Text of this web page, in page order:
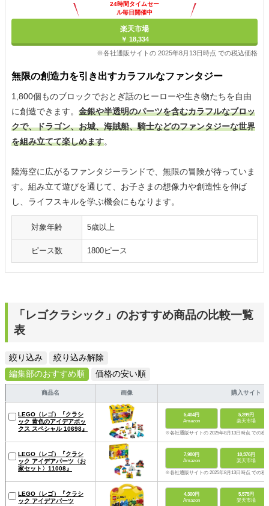
24時間タイムセー
ル毎日開催中
楽天市場
￥ 18,334
※各社通販サイトの 2025年8月13日時点 での税込価格
無限の創造力を引き出すカラフルなファンタジー
1,800個ものブロックでおとぎ話のヒーローや生き物たちを自由
に創造できます。 金銀や半透明のパーツを含むカラフルなブロッ
クで、ドラゴン、お城、海賊船、騎士などのファンタジーな世界
を組み立てて楽しめます。
陸海空に広がるファンタジーランドで、無限の冒険が待っていま
す。組み立て遊びを通じて、お子さまの想像力や創造性を伸ば
し、ライフスキルを学ぶ機会にもなります。
対象年齢 5歳以上
ピース数 1800ピース
「レゴクラシック」のおすすめ商品の比較一覧
表
絞り込み
絞り込み解除
編集部のおすすめ順
価格の安い順
商品名 画像 購入サイト
LEGO（レゴ）『クラシ
ック 黄色のアイデアボッ
クス スペシャル 10698』
5,404円
Amazon
5,399円
楽天市場
※各社通販サイトの 2025年8月13日時点 での税
LEGO（レゴ）『クラシ
ック アイデアパーツ〈お
家セット〉11008』
7,980円
Amazon
10,376円
楽天市場
※各社通販サイトの 2025年8月13日時点 での税
LEGO（レゴ）『クラシ
ック アイデアパーツ
4,300円
Amazon
5,575円
楽天市場